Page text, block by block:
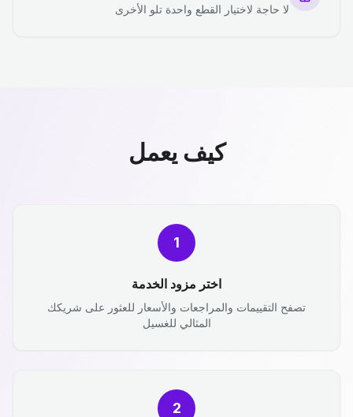
لا حاجة لاختيار القطع واحدة تلو الأخرى
كيف يعمل
1
اختر مزود الخدمة
تصفح التقييمات والمراجعات والأسعار للعثور على شريكك
المثالي للغسيل
2